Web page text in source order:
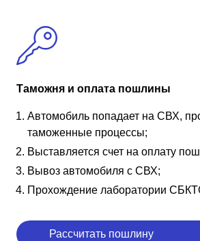
Таможня и оплата пошлины
Автомобиль попадает на СВХ,
таможенные процессы;
Выставляется счет на оплату
Вывоз автомобиля с СВХ;
Прохождение лаборатории
Рассчитать пошлину